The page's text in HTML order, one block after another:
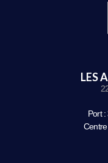
LES
Port
Centre